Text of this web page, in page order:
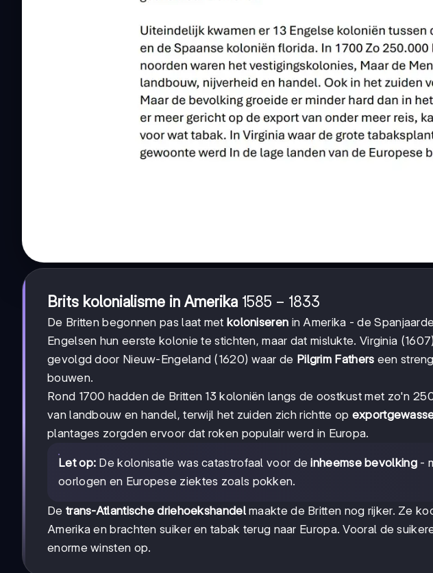
Brits kolonialisme in Amerika 1585-
1833
1585 − 1833
De Britten begonnen pas laat met koloniseren in Amerika - de
Engelsen hun eerste kolonie te stichten, maar dat mislukte. Virginia
gevolgd door Nieuw-Engeland (1620) waar de Pilgrim Fathers een
bouwen.
Rond 1700 hadden de Britten 13 koloniën langs de oostkust met zo'n
van landbouw en handel, terwijl het zuiden zich richtte op
plantages zorgden ervoor dat roken populair werd in Europa.
Let op: De kolonisatie was catastrofaal voor deinheemse bevolking-
oorlogen en Europese ziektes zoals pokken.
De trans-Atlantische driehoekshandelmaakte de Britten nog rijker. Ze
Amerika en brachten suiker en tabak terug naar Europa. Vooral de
enorme winsten op.